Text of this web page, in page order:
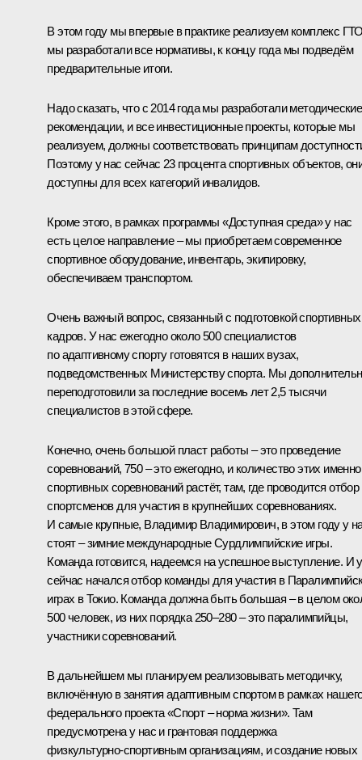
В этом году мы впервые в практике реализуем комплекс
мы разработали все нормативы, к концу года мы подведём
предварительные итоги.
Надо сказать, что с 2014 года мы разработали методические
рекомендации, и все инвестиционные проекты, которые мы
реализуем, должны соответствовать принципам
Поэтому у нас сейчас 23 процента спортивных объектов,
доступны для всех категорий инвалидов.
Кроме этого, в рамках программы «Доступная среда» у нас
есть целое направление – мы приобретаем современное
спортивное оборудование, инвентарь, экипировку,
обеспечиваем транспортом.
Очень важный вопрос, связанный с подготовкой спортивных
кадров. У нас ежегодно около 500 специалистов
по адаптивному спорту готовятся в наших вузах,
подведомственных Министерству спорта. Мы
переподготовили за последние восемь лет 2,5 тысячи
специалистов в этой сфере.
Конечно, очень большой пласт работы – это проведение
соревнований, 750 – это ежегодно, и количество этих именно
спортивных соревнований растёт, там, где проводится отбор
спортсменов для участия в крупнейших соревнованиях.
И самые крупные, Владимир Владимирович, в этом году у
стоят – зимние международные Сурдлимпийские игры.
Команда готовится, надеемся на успешное выступление. И
сейчас начался отбор команды для участия в
играх в Токио. Команда должна быть большая – в целом
500 человек, из них порядка 250–280 – это паралимпийцы,
участники соревнований.
В дальнейшем мы планируем реализовывать методичку,
включённую в занятия адаптивным спортом в рамках
федерального проекта «Спорт – норма жизни». Там
предусмотрена у нас и грантовая поддержка
физкультурно‑спортивным организациям, и создание новых